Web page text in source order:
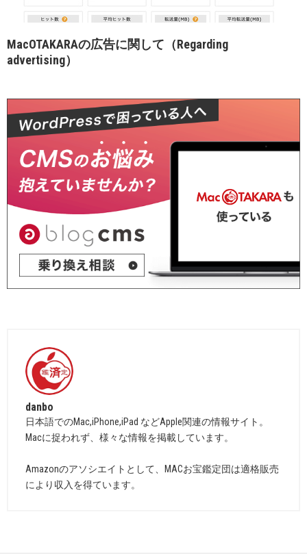
MacOTAKARAの広告に関して（Regarding
advertising）
danbo
日本語でのMac,iPhone,iPad などApple関連の情報サイト。
Macに捉われず、様々な情報を掲載しています。
Amazonのアソシエイトとして、MACお宝鑑定団は適格販売
により収入を得ています。